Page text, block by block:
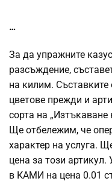
…
За да упражните
разсъждение,
на килим. Съставките
цветове прежди и
сорта на
Ще отбележим, че
характер на услуга.
цена за този артикул.
в КАМИ на цена 0.01